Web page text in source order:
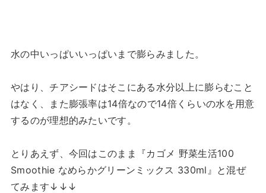
水の中いっぱいいっぱいまで膨らみました。
やはり、チアシードはそこにある水分以上に膨らむこと
はなく、また膨張率は14倍なので14倍くらいの水を用意
するのが理想的みたいです。
とりあえず、今回はこのまま『カゴメ 野菜生活100
Smoothie なめらかグリーンミックス 330ml』と混ぜ
てみます↓↓↓